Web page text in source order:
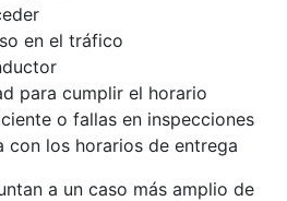
en el tráfico
para cumplir el horario
o fallas en inspecciones
con los horarios de entrega
a un caso más amplio de